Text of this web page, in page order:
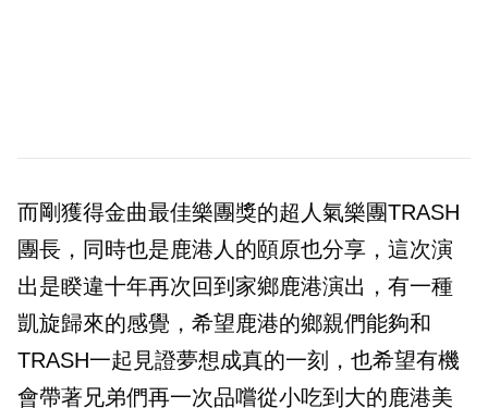
而剛獲得金曲最佳樂團獎的超人氣樂團TRASH
團長，同時也是鹿港人的頤原也分享，這次演
出是睽違十年再次回到家鄉鹿港演出，有一種
凱旋歸來的感覺，希望鹿港的鄉親們能夠和
TRASH一起見證夢想成真的一刻，也希望有機
會帶著兄弟們再一次品嚐從小吃到大的鹿港美